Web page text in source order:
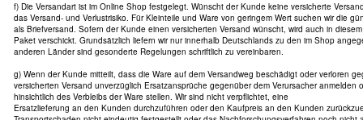
f) Die Versandart ist im Online Shop festgelegt. Wünscht der Kunde keine versicherte
das Versand- und Verlustrisiko. Für Kleinteile und Ware von geringem Wert suchen wir die
als Briefversand. Sofern der Kunde einen versicherten Versand wünscht, wird auch in
Paket verschickt. Grundsätzlich liefern wir nur innerhalb Deutschlands zu den im Shop
anderen Länder sind gesonderte Regelungen schriftlich zu vereinbaren.
g) Wenn der Kunde mitteilt, dass die Ware auf dem Versandweg beschädigt oder verloren
versicherten Versand unverzüglich Ersatzansprüche gegenüber dem Verursacher anmelden
hinsichtlich des Verbleibs der Ware stellen. Wir sind nicht verpflichtet, eine
Ersatzlieferung an den Kunden durchzuführen oder den Kaufpreis an den Kunden